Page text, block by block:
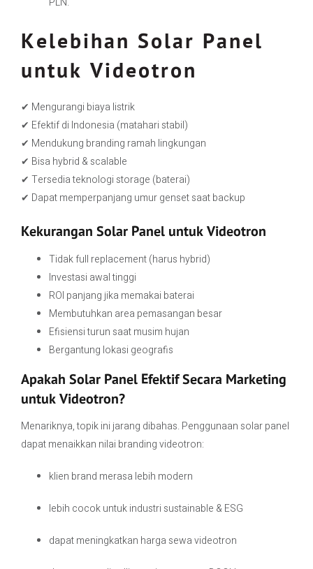
Kelebihan Solar Panel
untuk Videotron
✔ Mengurangi biaya listrik
✔ Efektif di Indonesia (matahari stabil)
✔ Mendukung branding ramah lingkungan
✔ Bisa hybrid & scalable
✔ Tersedia teknologi storage (baterai)
✔ Dapat memperpanjang umur genset saat backup
Kekurangan Solar Panel untuk Videotron
Tidak full replacement (harus hybrid)
Investasi awal tinggi
ROI panjang jika memakai baterai
Membutuhkan area pemasangan besar
Efisiensi turun saat musim hujan
Bergantung lokasi geografis
Apakah Solar Panel Efektif Secara Marketing
untuk Videotron?
Menariknya, topik ini jarang dibahas. Penggunaan solar panel
dapat menaikkan nilai branding videotron:
klien brand merasa lebih modern
lebih cocok untuk industri sustainable & ESG
dapat meningkatkan harga sewa videotron